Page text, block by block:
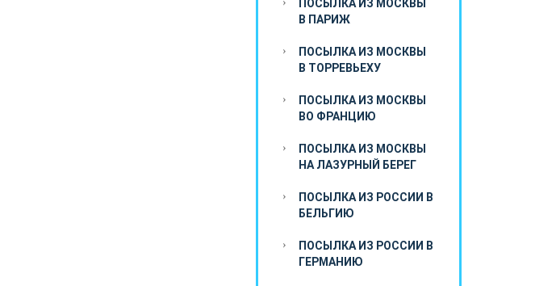
ПОСЫЛКА ИЗ МОСКВЫ
В ПАРИЖ
ПОСЫЛКА ИЗ МОСКВЫ
В ТОРРЕВЬЕХУ
ПОСЫЛКА ИЗ МОСКВЫ
ВО ФРАНЦИЮ
ПОСЫЛКА ИЗ МОСКВЫ
НА ЛАЗУРНЫЙ БЕРЕГ
ПОСЫЛКА ИЗ РОССИИ В
БЕЛЬГИЮ
ПОСЫЛКА ИЗ РОССИИ В
ГЕРМАНИЮ